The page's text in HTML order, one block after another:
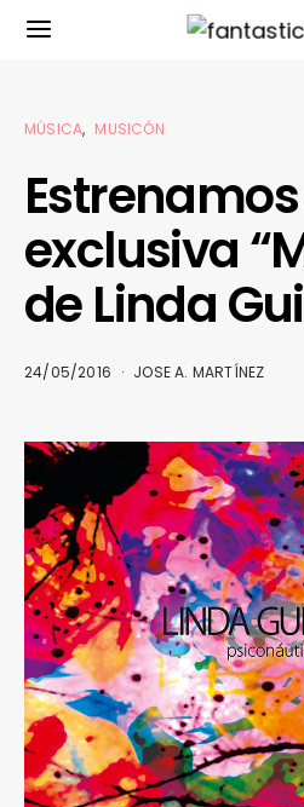
MÚSICA MUSICÓN
exclusiva
de Linda
24/05/2016 JOSE A. MARTÍNEZ